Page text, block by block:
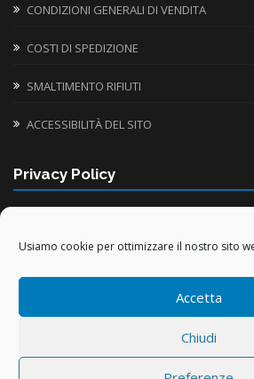
Usiamo cookie per ottimizzare il nostro sito
Accetta
Chiudi
CONDIZIONI GENERALI DI VENDITA
COSTI DI SPEDIZIONE
SMALTIMENTO RIFIUTI
ACCESSIBILITÀ DEL SITO
Privacy Policy
TRATTAMENTO DATI ACQUISTI ONLINE